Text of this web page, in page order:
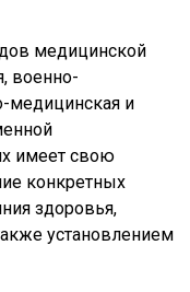
медицинской
военно-
медицинская и
имеет свою
конкретных
здоровья,
установлением